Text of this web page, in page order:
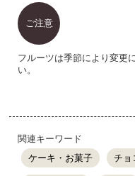
ご注意
フルーツは季節により変更
い。
関連キーワード
ケーキ・お菓子
チョ